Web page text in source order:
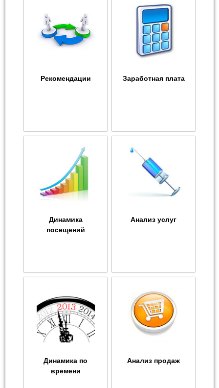
Рекомендации Заработная плата
Динамика
посещений
Анализ услуг
Динамика по
времени
Анализ продаж